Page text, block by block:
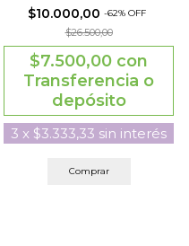
$10.000,00 -62% OFF
$26.500,00
$7.500,00 con
Transferencia o
depósito
3 x $3.333,33 sin interés
Comprar